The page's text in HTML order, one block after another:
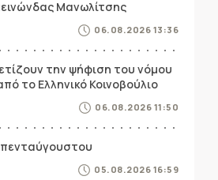
Μανωλίτσης
06.08.2026 13:36
την ψήφιση του νόμου
το Ελληνικό Κοινοβούλιο
06.08.2026 11:50
05.08.2026 16:59